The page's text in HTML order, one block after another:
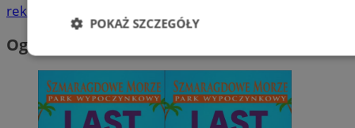
reklama
Ogłoszenia
POKAŻ SZCZEGÓŁY
Niezbędne Wydajność
Niesklasyfikowane